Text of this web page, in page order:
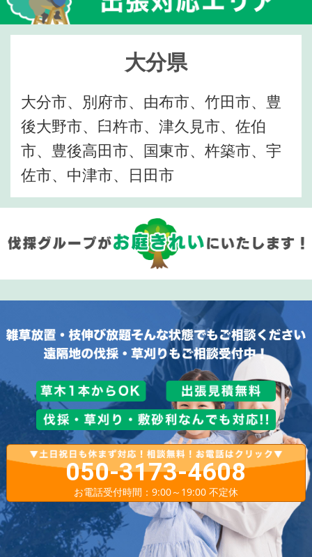
大分県
大分市、別府市、由布市、竹田市、豊
後大野市、臼杵市、津久見市、佐伯
市、豊後高田市、国東市、杵築市、宇
佐市、中津市、日田市
050-3173-4608
お電話受付時間：9:00～19:00 不定休